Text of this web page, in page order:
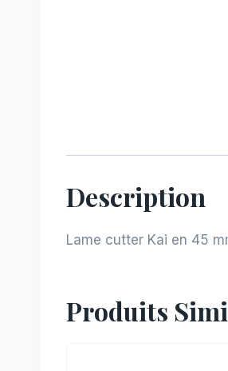
Description
Lame cutter Kai en 45
Produits